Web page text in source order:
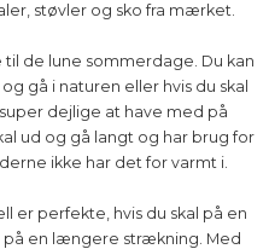
støvler og sko fra mærket.
de lune sommerdage. Du kan
gå i naturen eller hvis du skal
dejlige at have med på
ud og gå langt og har brug for
ikke har det for varmt i.
er perfekte, hvis du skal på en
på en længere strækning. Med